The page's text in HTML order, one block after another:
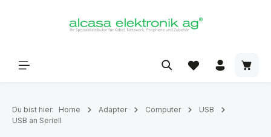
Du bist hier: Home Adapter Computer
USB
USB an Seriell